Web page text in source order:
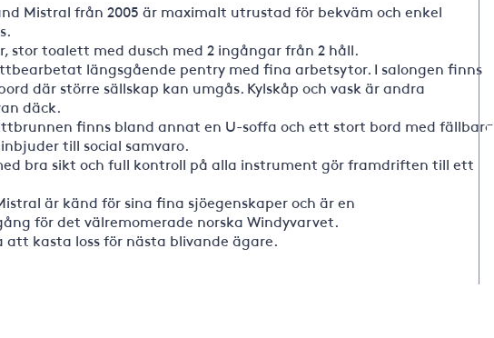
Mistral från 2005 är maximalt utrustad för bekväm och enkel
stor toalett med dusch med 2 ingångar från 2 håll.
längsgående pentry med fina arbetsytor. I salongen finns
där större sällskap kan umgås. Kylskåp och vask är andra
däck.
finns bland annat en U-soffa och ett stort bord med fällbara
till social samvaro.
bra sikt och full kontroll på alla instrument gör framdriften till ett
är känd för sina fina sjöegenskaper och är en
för det välremomerade norska Windyvarvet.
kasta loss för nästa blivande ägare.